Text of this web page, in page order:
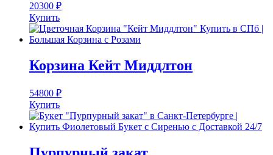
20300 ₽
Купить
Корзина Кейт Миддлтон
54800 ₽
Купить